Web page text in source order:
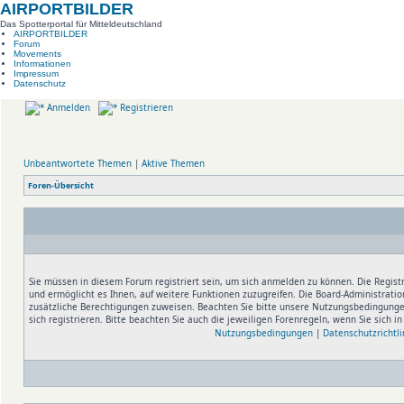
AIRPORTBILDER
Das Spotterportal für Mitteldeutschland
AIRPORTBILDER
Forum
Movements
Informationen
Impressum
Datenschutz
Anmelden Registrieren
Unbeantwortete Themen | Aktive Themen
Foren-Übersicht
Sie müssen in diesem Forum registriert sein, um sich anmelden zu können. Die
und ermöglicht es Ihnen, auf weitere Funktionen zuzugreifen. Die Board-
zusätzliche Berechtigungen zuweisen. Beachten Sie bitte unsere
sich registrieren. Bitte beachten Sie auch die jeweiligen Forenregeln, wenn Sie sich
Nutzungsbedingungen |